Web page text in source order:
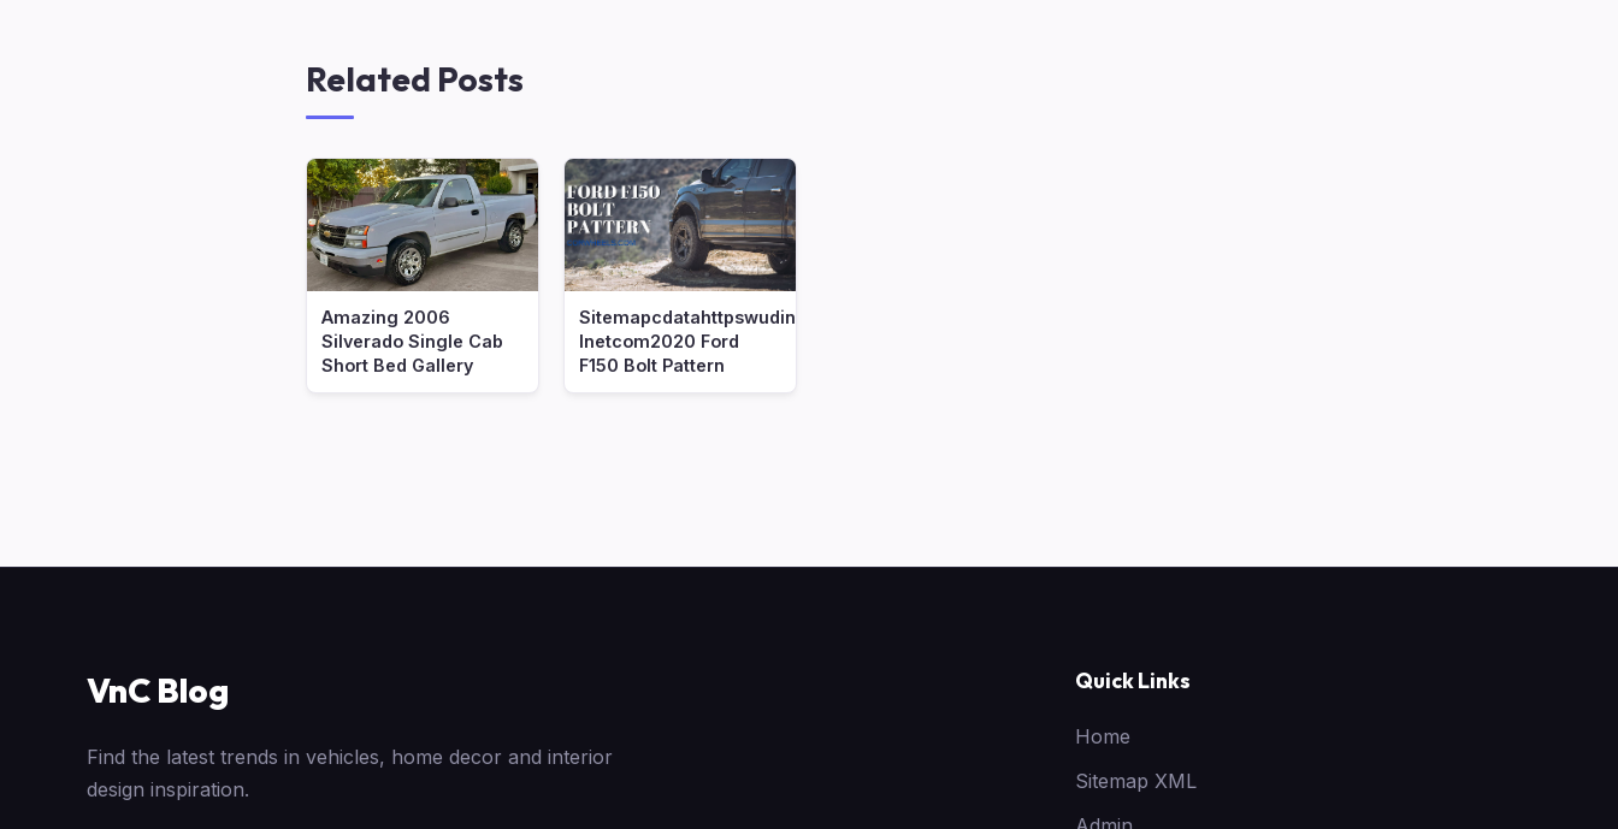
Related Posts
Amazing 2006
Silverado Single Cab
Short Bed Gallery
Sitemapcdatahttpswudinf
Inetcom2020 Ford
F150 Bolt Pattern
VnC Blog
Find the latest trends in vehicles, home decor and interior
design inspiration.
Quick Links
Home
Sitemap XML